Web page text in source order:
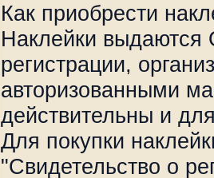
Как приобрести
Наклейки выдаются
регистрации,
авторизованными
действительны и
Для покупки
"Свидетельство о